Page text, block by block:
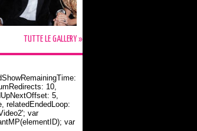
TUTTE LE GALLERY »
10,
5,
relatedEndedLoop:
var
var